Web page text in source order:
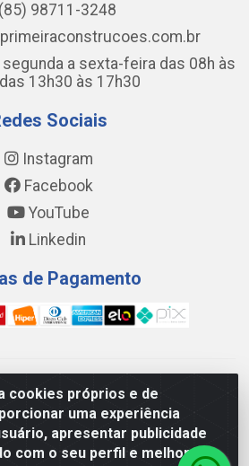
cookies próprios e de
uma experiência
apresentar publicidade
com o seu perfil e melhorar a
(85) 98711-3248
a sexta-feira das 08h às
13h30 às 17h30
Sociais
Instagram
Facebook
YouTube
Linkedin
de Pagamento
E LOGÍSTICA DE MATERIAL
LTDA - AV. DA INTEGRAÇÃO, 790 -
CE - CEP 61.604-505 - CNPJ
0001-20